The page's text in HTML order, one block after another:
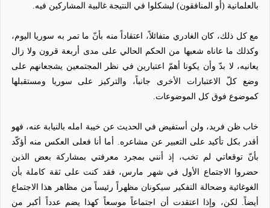
بالعلمانية (أو المنافقون) ليشكلوا في النتيجة غالبية المشاركين فيه.
مع كل ذلك، كان الغادري متفائلاً، اعتقاداً منه بأنّ ما تمر به سوريا اليوم،
وكذلك ما عاناه شعبها من الحكم الحالي على مدى أربعة قرون ولا زال
يعانيه، لا بدّ وأن يكونا أهمّ اعتبارين في نظر المجتمعين يشجعانهم على
وضع كلّ الاعتبارات الأخرى جانباً، والتركيز على سوريا ومستقبلها
كموضوع فوق كل الموضوعات.
خاب ظن فريد، ولن أستفيض في الحديث عن خيبة امله بالنيابة عنه، فهو
أقدر بكل تأكيد على التعبير عن مشاعره. أما أنا فعلى العكس منه أؤكّد
بأنّ توقعاتي لم تخب، إذ أنني بمجرد معرفتي بمشاركة بعض الذين
حضروا الاجتماع الأول في شهر مارس، فقد كنت على ثقة كاملة بأن
الغوغائية وضحالة التفكير سيكونان مظهراً رئيساً من مظاهر هذا الاجتماع
أيضاً. لكن، وإذا اعتقدت أن اجتماعاً موسعاً كهذا يضم عدداً أكبر من